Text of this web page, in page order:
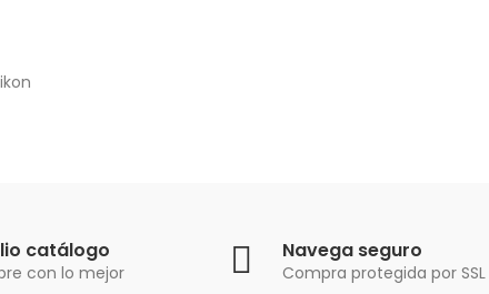
catálogo
con lo mejor
Navega seguro
Compra protegida por SSL